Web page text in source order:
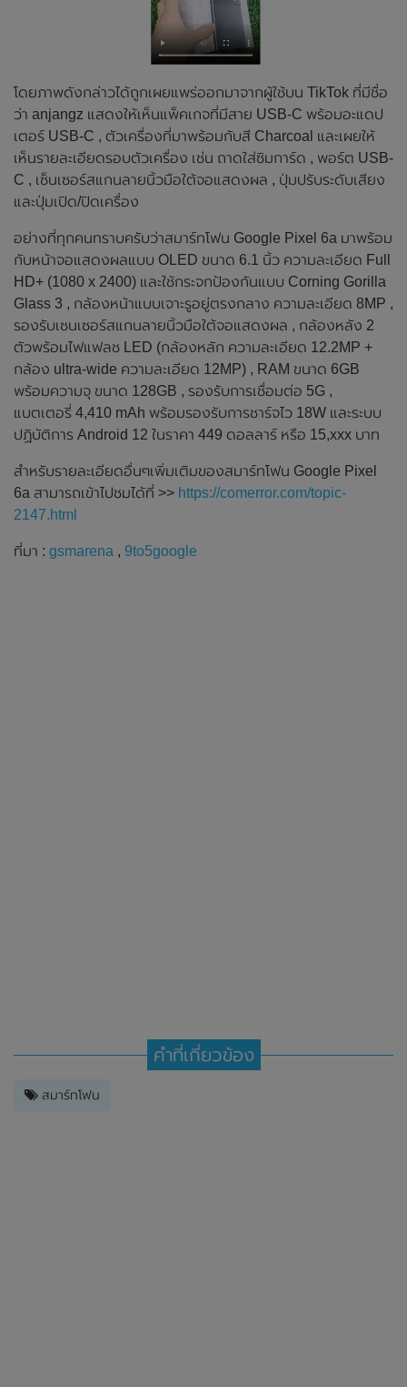
โดยภาพดังกล่าวได้ถูกเผยแพร่ออกมาจากผู้ใช้บน TikTok ที่มีชื่อ
ว่า anjangz แสดงให้เห็นแพ็คเกจที่มีสาย USB-C พร้อมอะแดป
เตอร์ USB-C , ตัวเครื่องที่มาพร้อมกับสี Charcoal และเผยให้
เห็นรายละเอียดรอบตัวเครื่อง เช่น ถาดใส่ซิมการ์ด , พอร์ต USB-
C , เซ็นเซอร์สแกนลายนิ้วมือใต้จอแสดงผล , ปุ่มปรับระดับเสียง
และปุ่มเปิด/ปิดเครื่อง
อย่างที่ทุกคนทราบครับว่าสมาร์ทโฟน Google Pixel 6a มาพร้อม
กับหน้าจอแสดงผลแบบ OLED ขนาด 6.1 นิ้ว ความละเอียด Full
HD+ (1080 x 2400) และใช้กระจกป้องกันแบบ Corning Gorilla
Glass 3 , กล้องหน้าแบบเจาะรูอยู่ตรงกลาง ความละเอียด 8MP ,
รองรับเซนเซอร์สแกนลายนิ้วมือใต้จอแสดงผล , กล้องหลัง 2
ตัวพร้อมไฟแฟลช LED (กล้องหลัก ความละเอียด 12.2MP +
กล้อง ultra-wide ความละเอียด 12MP) , RAM ขนาด 6GB
พร้อมความจุ ขนาด 128GB , รองรับการเชื่อมต่อ 5G ,
แบตเตอรี่ 4,410 mAh พร้อมรองรับการชาร์จไว 18W และระบบ
ปฏิบัติการ Android 12 ในราคา 449 ดอลลาร์ หรือ 15,xxx บาท
สำหรับรายละเอียดอื่นๆเพิ่มเติมของสมาร์ทโฟน Google Pixel
6a สามารถเข้าไปชมได้ที่ >> https://comerror.com/topic-
2147.html
ที่มา : gsmarena , 9to5google
คำที่เกี่ยวข้อง
สมาร์ทโฟน